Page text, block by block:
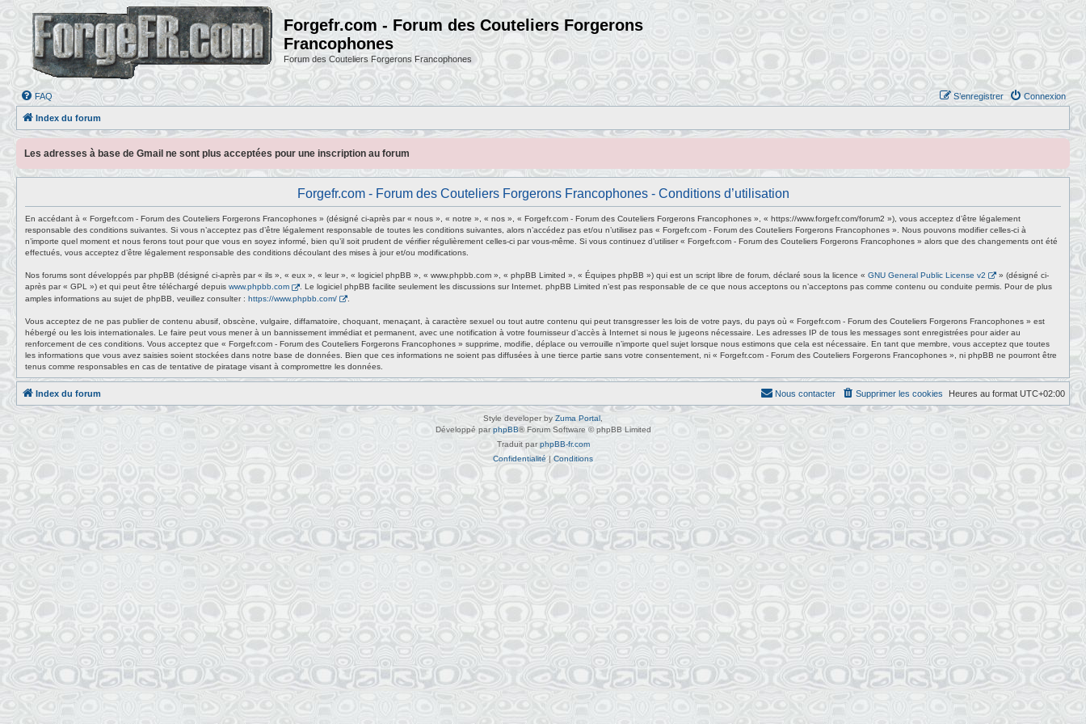
Forgefr.com - Forum des Couteliers Forgerons
Francophones
Forum des Couteliers Forgerons Francophones
FAQ Connexion
S’enregistrer
Index du forum
Les adresses à base de Gmail ne sont plus acceptées pour une inscription au forum
Forgefr.com - Forum des Couteliers Forgerons Francophones - Conditions d’utilisation
En accédant à « Forgefr.com - Forum des Couteliers Forgerons Francophones » (désigné ci-après par « nous », « notre », « nos », « Forgefr.com - Forum des Couteliers Forgerons Francophones », « https://www.forgefr.com/forum2 »), vous acceptez d’être légalement
responsable des conditions suivantes. Si vous n’acceptez pas d’être légalement responsable de toutes les conditions suivantes, alors n’accédez pas et/ou n’utilisez pas « Forgefr.com - Forum des Couteliers Forgerons Francophones ». Nous pouvons modifier celles-ci à
n’importe quel moment et nous ferons tout pour que vous en soyez informé, bien qu’il soit prudent de vérifier régulièrement celles-ci par vous-même. Si vous continuez d’utiliser « Forgefr.com - Forum des Couteliers Forgerons Francophones » alors que des changements ont été
effectués, vous acceptez d’être légalement responsable des conditions découlant des mises à jour et/ou modifications.
Nos forums sont développés par phpBB (désigné ci-après par « ils », « eux », « leur », « logiciel phpBB », « www.phpbb.com », « phpBB Limited », « Équipes phpBB ») qui est un script libre de forum, déclaré sous la licence « GNU General Public License v2
» (désigné ci-
après par « GPL ») et qui peut être téléchargé depuis www.phpbb.com
. Le logiciel phpBB facilite seulement les discussions sur Internet. phpBB Limited n’est pas responsable de ce que nous acceptons ou n’acceptons pas comme contenu ou conduite permis. Pour de plus
amples informations au sujet de phpBB, veuillez consulter : https://www.phpbb.com/
Vous acceptez de ne pas publier de contenu abusif, obscène, vulgaire, diffamatoire, choquant, menaçant, à caractère sexuel ou tout autre contenu qui peut transgresser les lois de votre pays, du pays où « Forgefr.com - Forum des Couteliers Forgerons Francophones » est
hébergé ou les lois internationales. Le faire peut vous mener à un bannissement immédiat et permanent, avec une notification à votre fournisseur d’accès à Internet si nous le jugeons nécessaire. Les adresses IP de tous les messages sont enregistrées pour aider au
renforcement de ces conditions. Vous acceptez que « Forgefr.com - Forum des Couteliers Forgerons Francophones » supprime, modifie, déplace ou verrouille n’importe quel sujet lorsque nous estimons que cela est nécessaire. En tant que membre, vous acceptez que toutes
les informations que vous avez saisies soient stockées dans notre base de données. Bien que ces informations ne soient pas diffusées à une tierce partie sans votre consentement, ni « Forgefr.com - Forum des Couteliers Forgerons Francophones », ni phpBB ne pourront être
tenus comme responsables en cas de tentative de piratage visant à compromettre les données.
Index du forum Heures au format UTC+02:00
Supprimer les cookies
Nous contacter
Style developer by Zuma Portal
Développé parphpBB® Forum Software © phpBB Limited
Traduit parphpBB-fr.com
Confidentialité|Conditions